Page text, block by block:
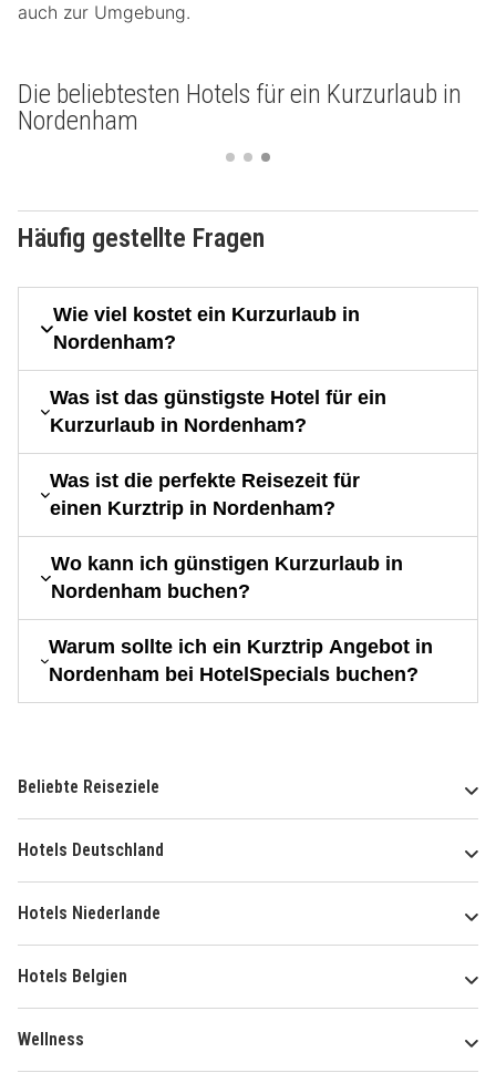
auch zur Umgebung.
Die beliebtesten Hotels für ein Kurzurlaub in
Nordenham
Häufig gestellte Fragen
Wie viel kostet ein Kurzurlaub in
Nordenham?
Was ist das günstigste Hotel für ein
Kurzurlaub in Nordenham?
Was ist die perfekte Reisezeit für
einen Kurztrip in Nordenham?
Wo kann ich günstigen Kurzurlaub in
Nordenham buchen?
Warum sollte ich ein Kurztrip Angebot in
Nordenham bei HotelSpecials buchen?
Beliebte Reiseziele
Hotels Deutschland
Hotels Niederlande
Hotels Belgien
Wellness